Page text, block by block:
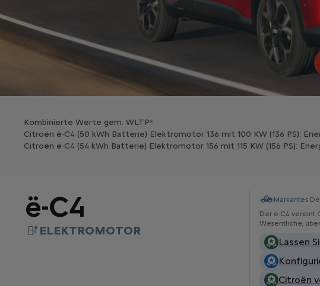
Kombinierte Werte gem. WLTP*:​
Citroën ë-C4 (50 kWh Batterie) Elektromotor 136 mit 100 KW (136 PS):
Citroën ë-C4 (54 kWh Batterie) Elektromotor 156 mit 115 KW (156 PS):
ë-C4
ELEKTROMOTOR
Markantes
Der ë-C4 vereint
Wesentliche,
Lassen
Citroën